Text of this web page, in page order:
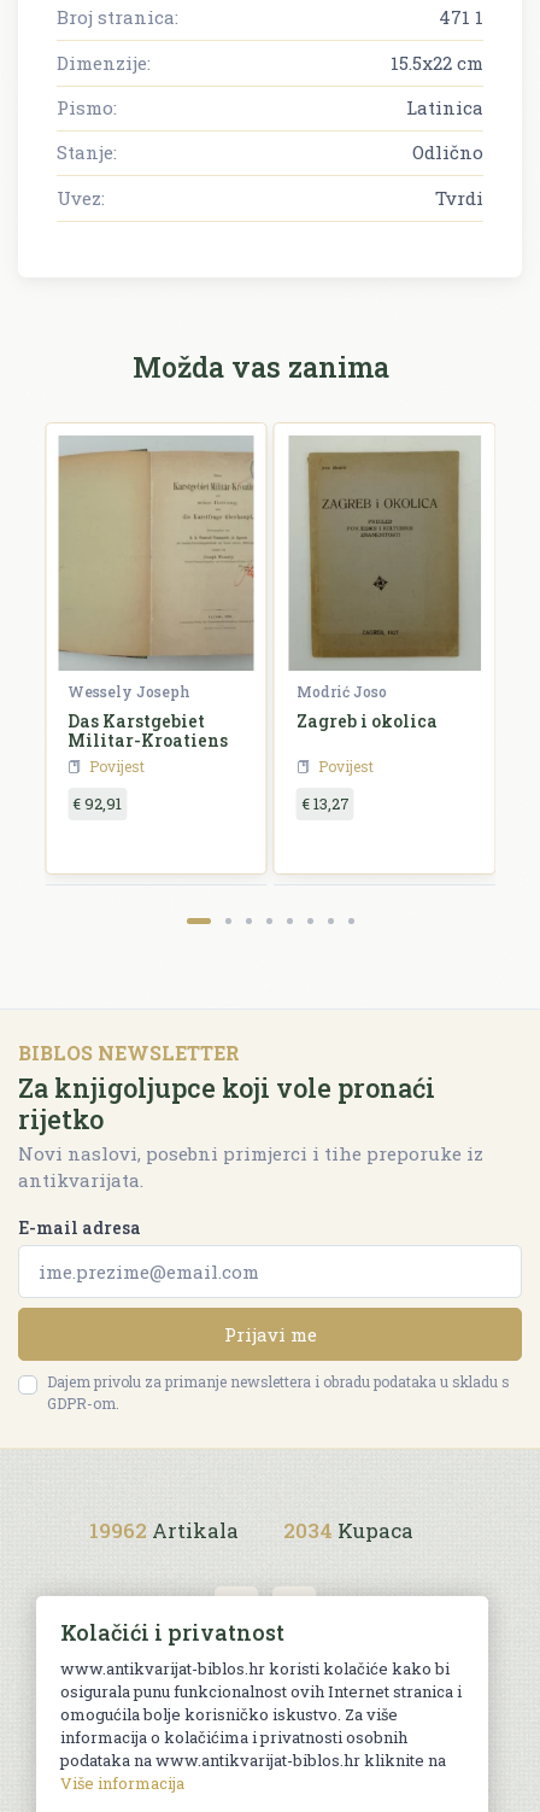
Broj stranica:
471 1
Dimenzije:
15.5x22 cm
Pismo:
Latinica
Stanje:
Odlično
Uvez:
Tvrdi
Možda vas zanima
Wessely Joseph
Das Karstgebiet
Militar-Kroatiens
Povijest
€ 92,91
Modrić Joso
Zagreb i okolica
Povijest
€ 13,27
BIBLOS NEWSLETTER
Za knjigoljupce koji vole pronaći
rijetko
Novi naslovi, posebni primjerci i tihe preporuke iz
antikvarijata.
E-mail adresa
Prijavi me
Dajem privolu za primanje newslettera i obradu podataka u skladu s
GDPR-om.
19962 Artikala 2034 Kupaca
Uvjeti kupnje
Kolačići i privatnost
www.antikvarijat-biblos.hr koristi kolačiće kako bi
osigurala punu funkcionalnost ovih Internet stranica i
omogućila bolje korisničko iskustvo. Za više
informacija o kolačićima i privatnosti osobnih
podataka na www.antikvarijat-biblos.hr kliknite na
Više informacija